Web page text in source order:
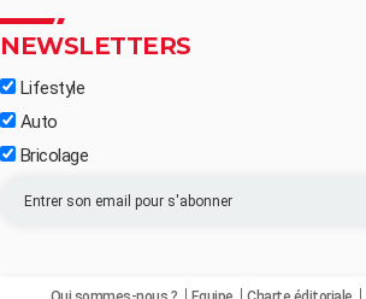
NEWSLETTERS
Lifestyle
Auto
Bricolage